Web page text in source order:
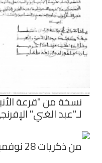
نسخة من "قرعة
لـ"عبد الغني"
من ذكريات 28 نوفمبر 1908